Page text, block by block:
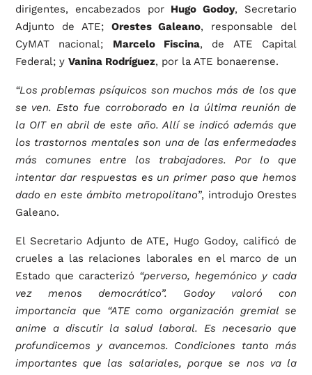
dirigentes, encabezados por Hugo Godoy, Secretario
Adjunto de ATE; Orestes Galeano, responsable del
CyMAT nacional; Marcelo Fiscina, de ATE Capital
Federal; y Vanina Rodríguez, por la ATE bonaerense.
“Los problemas psíquicos son muchos más de los que
se ven. Esto fue corroborado en la última reunión de
la OIT en abril de este año. Allí se indicó además que
los trastornos mentales son una de las enfermedades
más comunes entre los trabajadores. Por lo que
intentar dar respuestas es un primer paso que hemos
dado en este ámbito metropolitano”, introdujo Orestes
Galeano.
El Secretario Adjunto de ATE, Hugo Godoy, calificó de
crueles a las relaciones laborales en el marco de un
Estado que caracterizó “perverso, hegemónico y cada
vez menos democrático”. Godoy valoró con
importancia que “ATE como organización gremial se
anime a discutir la salud laboral. Es necesario que
profundicemos y avancemos. Condiciones tanto más
importantes que las salariales, porque se nos va la